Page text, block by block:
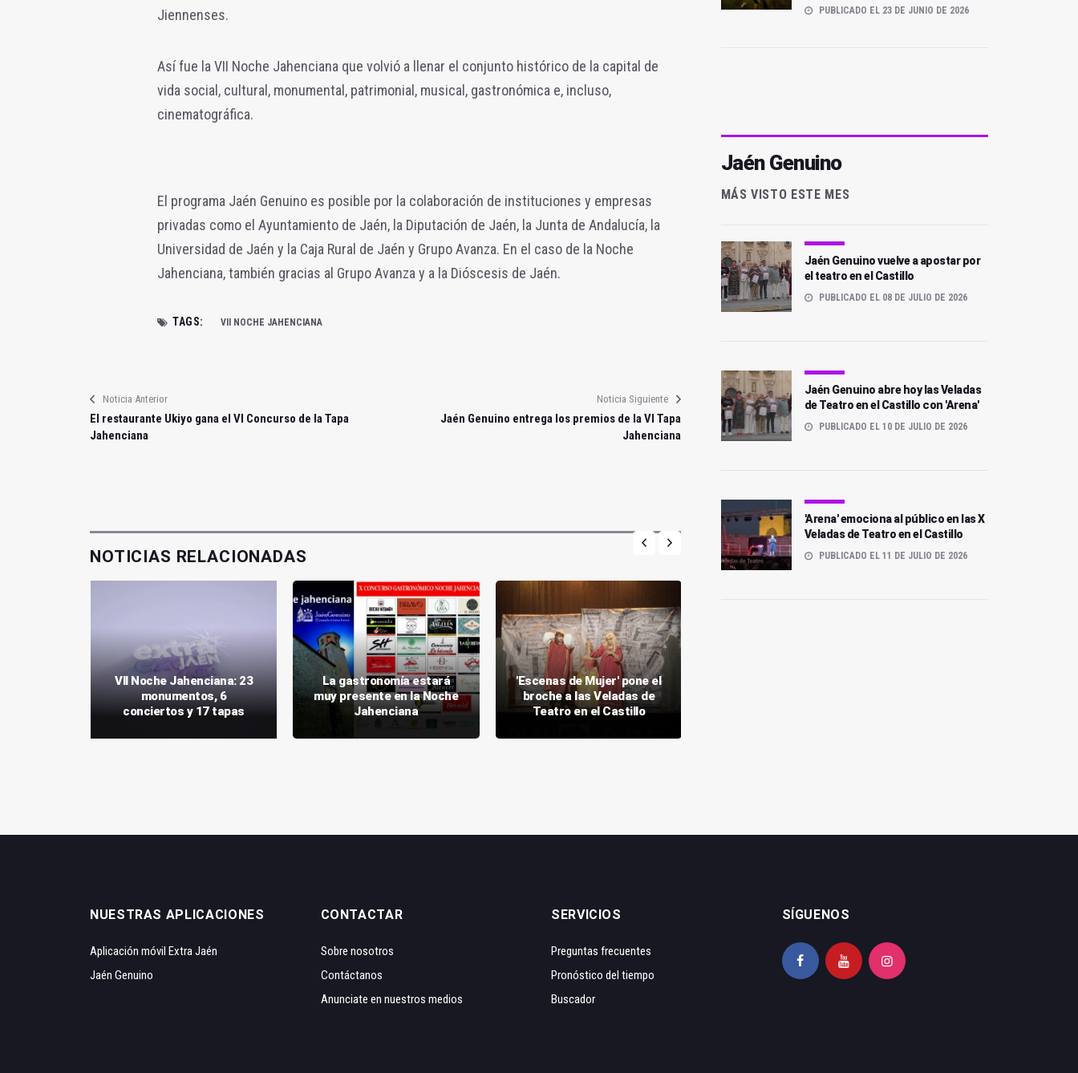
Jiennenses.
Así fue la VII Noche Jahenciana que volvió a llenar el conjunto histórico de la capital de
vida social, cultural, monumental, patrimonial, musical, gastronómica e, incluso,
cinematográfica.
El programa Jaén Genuino es posible por la colaboración de instituciones y empresas
privadas como el Ayuntamiento de Jaén, la Diputación de Jaén, la Junta de Andalucía, la
Universidad de Jaén y la Caja Rural de Jaén y Grupo Avanza. En el caso de la Noche
Jahenciana, también gracias al Grupo Avanza y a la Dióscesis de Jaén.
TAGS: VII NOCHE JAHENCIANA
Noticia Anterior
El restaurante Ukiyo gana el VI Concurso de la Tapa
Jahenciana
Noticia Siguiente
Jaén Genuino entrega los premios de la VI Tapa
Jahenciana
NOTICIAS RELACIONADAS
VII Noche Jahenciana: 23
monumentos, 6
conciertos y 17 tapas
La gastronomía estará
muy presente en la Noche
Jahenciana
'Escenas de Mujer' pone el
broche a las Veladas de
Teatro en el Castillo
PUBLICADO EL 23 DE JUNIO DE 2026
Jaén Genuino
MÁS VISTO ESTE MES
Jaén Genuino vuelve a apostar por
el teatro en el Castillo
PUBLICADO EL 08 DE JULIO DE 2026
Jaén Genuino abre hoy las Veladas
de Teatro en el Castillo con 'Arena'
PUBLICADO EL 10 DE JULIO DE 2026
'Arena' emociona al público en las X
Veladas de Teatro en el Castillo
PUBLICADO EL 11 DE JULIO DE 2026
NUESTRAS APLICACIONES
Aplicación móvil Extra Jaén
Jaén Genuino
CONTACTAR
Sobre nosotros
Contáctanos
Anunciate en nuestros medios
SERVICIOS
Preguntas frecuentes
Pronóstico del tiempo
Buscador
SÍGUENOS